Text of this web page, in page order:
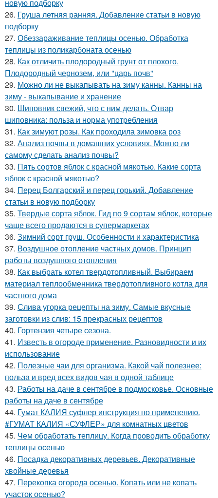
новую подборку
26. Груша летняя ранняя. Добавление статьи в новую
подборку
27. Обеззараживание теплицы осенью. Обработка
теплицы из поликарбоната осенью
28. Как отличить плодородный грунт от плохого.
Плодородный чернозем, или "царь почв"
29. Можно ли не выкапывать на зиму канны. Канны на
зиму - выкапывание и хранение
30. Шиповник свежий, что с ним делать. Отвар
шиповника: польза и норма употребления
31. Как зимуют розы. Как проходила зимовка роз
32. Анализ почвы в домашних условиях. Можно ли
самому сделать анализ почвы?
33. Пять сортов яблок с красной мякотью. Какие сорта
яблок с красной мякотью?
34. Перец Болгарский и перец горький. Добавление
статьи в новую подборку
35. Твердые сорта яблок. Гид по 9 сортам яблок, которые
чаще всего продаются в супермаркетах
36. Зимний сорт груш. Особенности и характеристика
37. Воздушное отопление частных домов. Принцип
работы воздушного отопления
38. Как выбрать котел твердотопливный. Выбираем
материал теплообменника твердотопливного котла для
частного дома
39. Слива угорка рецепты на зиму. Самые вкусные
заготовки из слив: 15 прекрасных рецептов
40. Гортензия четыре сезона.
41. Известь в огороде применение. Разновидности и их
использование
42. Полезные чаи для организма. Какой чай полезнее:
польза и вред всех видов чая в одной таблице
43. Работы на даче в сентябре в подмосковье. Основные
работы на даче в сентябре
44. Гумат КАЛИЯ суфлер инструкция по применению.
#ГУМАТ КАЛИЯ «СУФЛЕР» для комнатных цветов
45. Чем обработать теплицу. Когда проводить обработку
теплицы осенью
46. Посадка декоративных деревьев. Декоративные
хвойные деревья
47. Перекопка огорода осенью. Копать или не копать
участок осенью?